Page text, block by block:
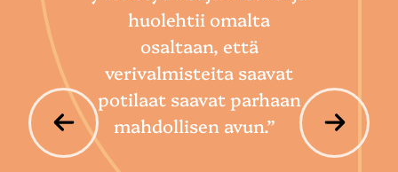
huolehtii omalta
osaltaan, että
verivalmisteita saavat
potilaat saavat parhaan
mahdollisen avun.”